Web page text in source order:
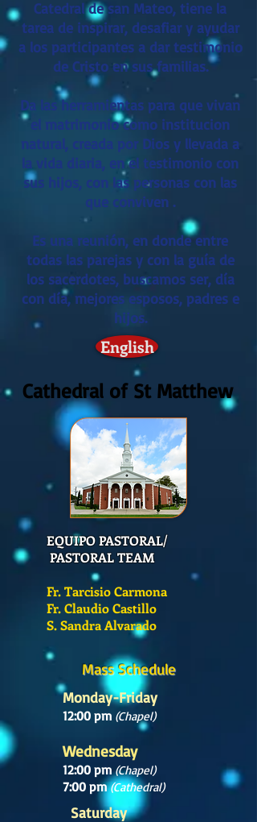
Catedral de san Mateo, tiene la
tarea de inspirar, desafiar y ayudar
a los participantes a dar testimonio
de Cristo en sus familias.
Da las herramientas para que vivan
el matrimonio como institucion
natural, creada por Dios y llevada a
la vida diaria, en el testimonio con
sus hijos, con las personas con las
que conviven .
Es una reunión, en donde entre
todas las parejas y con la guía de
los sacerdotes, buscamos ser, día
con día, mejores esposos, padres e
hijos.
English
Cathedral of St Matthew
EQUIPO PASTORAL/
PASTORAL TEAM
Fr. Tarcisio Carmona
Fr. Claudio Castillo
S. Sandra Alvarado
Mass Schedule
Monday-Friday
12:00 pm (Chapel)
Wednesday
12:00 pm(Chapel)
7:00 pm(Cathedral)
Saturday